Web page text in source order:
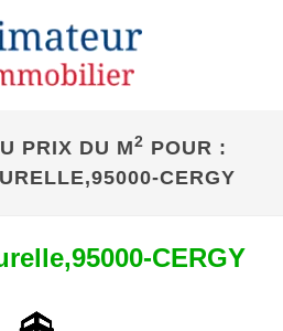
PRIX DU M2 POUR :
CERGY
CERGY